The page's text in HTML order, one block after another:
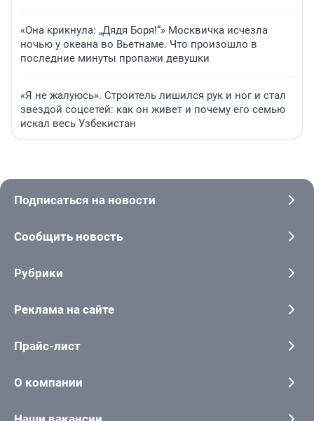
«Она крикнула: „Дядя Боря!“» Москвичка исчезла
ночью у океана во Вьетнаме. Что произошло в
последние минуты пропажи девушки
«Я не жалуюсь». Строитель лишился рук и ног и стал
звездой соцсетей: как он живет и почему его семью
искал весь Узбекистан
Подписаться на новости
Сообщить новость
Рубрики
Реклама на сайте
Прайс-лист
О компании